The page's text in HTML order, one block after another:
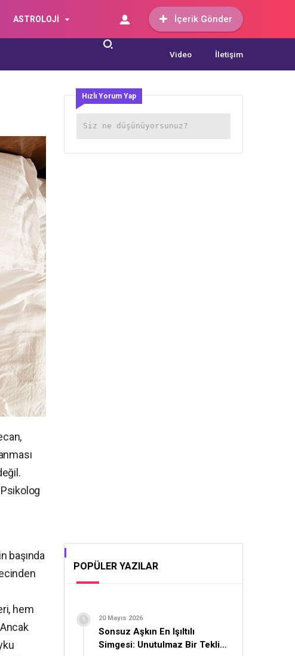
ASTROLOJİ İçerik Gönder
Video İletişim
başında
hem
Hızlı Yorum Yap
POPÜLER YAZILAR
20 Mayıs 2026
Sonsuz Aşkın En Işıltılı
Simgesi: Unutulmaz Bir Teklif